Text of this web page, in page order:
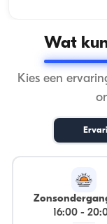
Wat
Kies een
16:00 -